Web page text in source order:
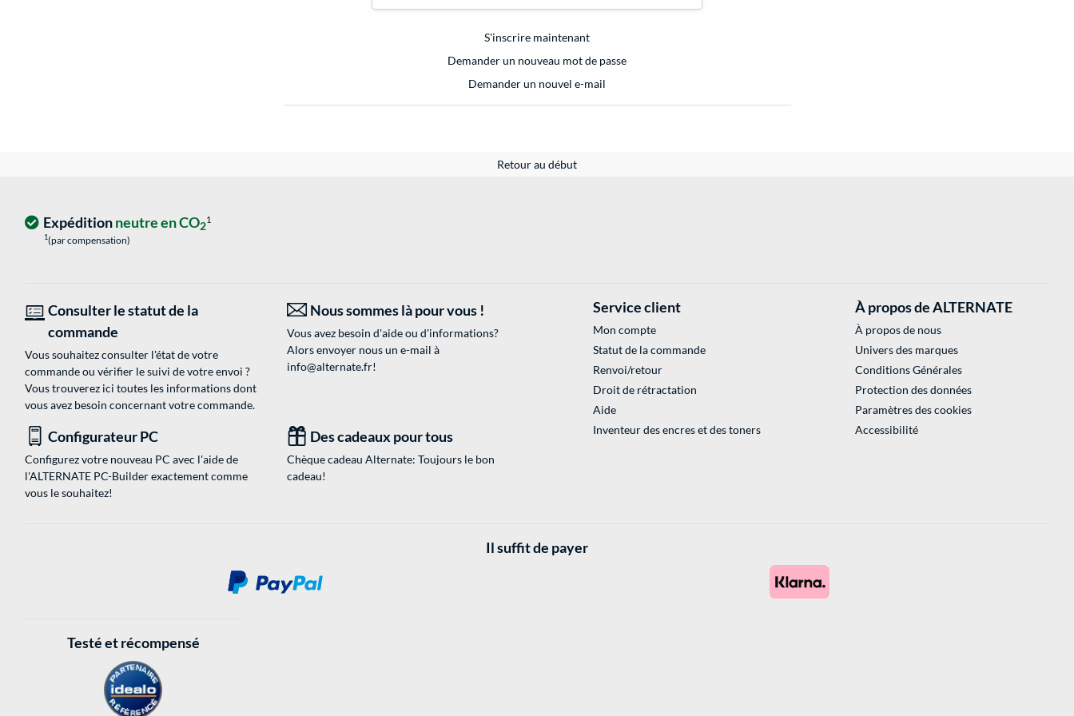
S'inscrire maintenant
Demander un nouveau mot de passe
Demander un nouvel e-mail
Retour au début
Expéditionneutre en CO21
1(par compensation)
Consulter le statut de la
commande
Vous souhaitez consulter l'état de votre
commande ou vérifier le suivi de votre envoi ?
Vous trouverez ici toutes les informations dont
vous avez besoin concernant votre commande.
Nous sommes là pour vous !
Vous avez besoin d'aide ou d'informations?
Alors envoyer nous un e-mail à
info@alternate.fr!
Configurateur PC
Configurez votre nouveau PC avec l'aide de
l'ALTERNATE PC-Builder exactement comme
vous le souhaitez!
Des cadeaux pour tous
Chèque cadeau Alternate: Toujours le bon
cadeau!
Service client
Mon compte
Statut de la commande
Renvoi/retour
Droit de rétractation
Aide
Inventeur des encres et des toners
À propos de ALTERNATE
À propos de nous
Univers des marques
Conditions Générales
Protection des données
Paramètres des cookies
Accessibilité
Il suffit de payer
Testé et récompensé